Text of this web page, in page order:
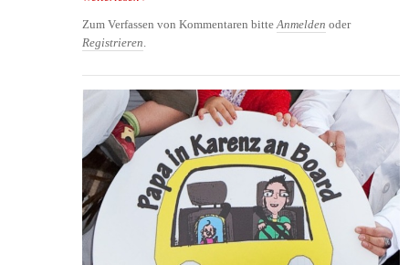
Zum Verfassen von Kommentaren bitteAnmelden oder
Registrieren.